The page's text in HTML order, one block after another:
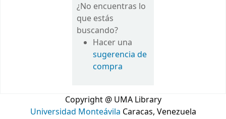
¿No encuentras lo
que estás
buscando?
Hacer una
sugerencia de
compra
Copyright @ UMA Library
Universidad Monteávila Caracas, Venezuela